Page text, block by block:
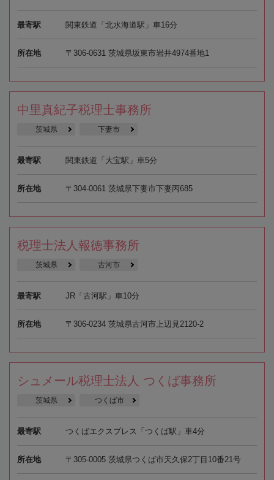
最寄駅 関東鉄道「北水海道駅」車16分
所在地 〒306-0631 茨城県坂東市岩井4974番地1
中里真紀子税理士事務所
茨城県 下妻市
最寄駅 関東鉄道「大宝駅」車5分
所在地 〒304-0061 茨城県下妻市下妻丙685
税理士法人報徳事務所
茨城県 古河市
最寄駅 JR「古河駅」車10分
所在地 〒306-0234 茨城県古河市上辺見2120-2
シュメール税理士法人 つくば事務所
茨城県 つくば市
最寄駅 つくばエクスプレス「つくば駅」車4分
所在地 〒305-0005 茨城県つくば市天久保2丁目10番21号